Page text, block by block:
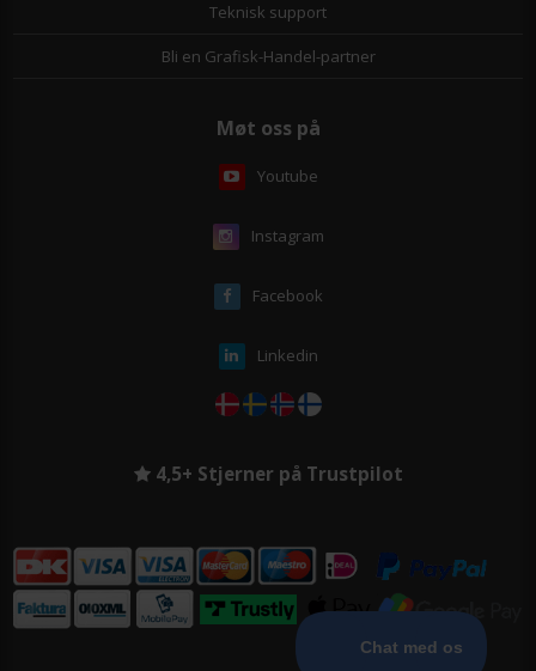
Teknisk support
Bli en Grafisk-Handel-partner
Møt oss på
Youtube
Instagram
Facebook
Linkedin
4,5+ Stjerner på Trustpilot